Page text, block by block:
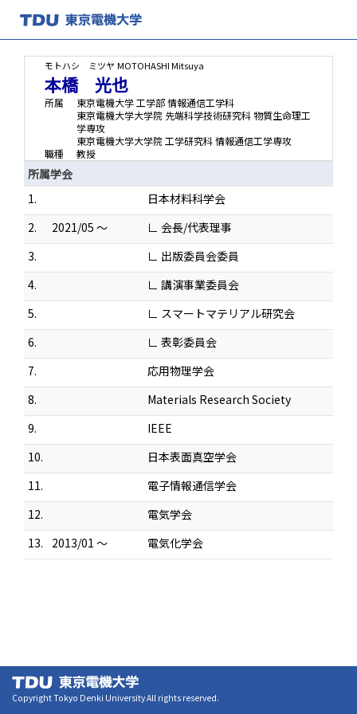
モトハシ ミツヤ MOTOHASHI Mitsuya
本橋 光也
所属
東京電機大学 工学部 情報通信工学科
東京電機大学大学院 先端科学技術研究科 物質生命理工
学専攻
東京電機大学大学院 工学研究科 情報通信工学専攻
職種
教授
所属学会
1.
日本材料科学会
2.
2021/05 ～
∟ 会長/代表理事
3.
∟ 出版委員会委員
4.
∟ 講演事業委員会
5.
∟ スマートマテリアル研究会
6.
∟ 表彰委員会
7.
応用物理学会
8.
Materials Research Society
9.
IEEE
10.
日本表面真空学会
11.
電子情報通信学会
12.
電気学会
13.
2013/01 ～ 電気化学会
Copyright Tokyo Denki University All rights reserved.